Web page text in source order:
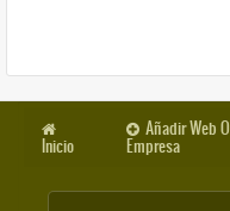
Inicio
Añadir Web O
Empresa